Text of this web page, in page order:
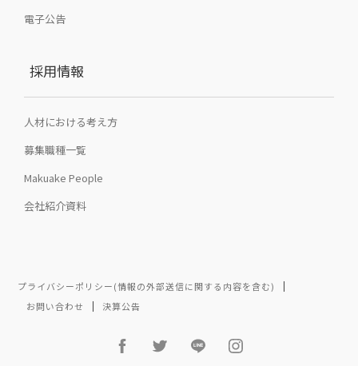
電子公告
採用情報
人材における考え方
募集職種一覧
Makuake People
会社紹介資料
プライバシーポリシー(情報の外部送信に関する内容を含む)
お問い合わせ
決算公告